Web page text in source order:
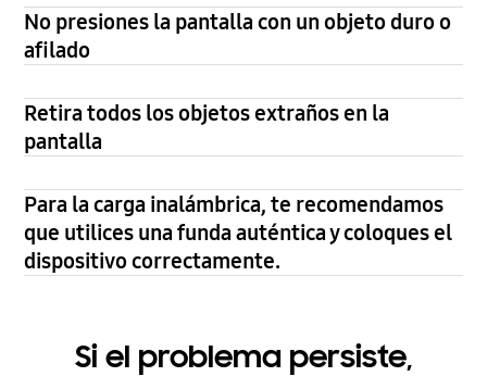
No presiones la pantalla con un objeto duro o
afilado
Retira todos los objetos extraños en la
pantalla
Para la carga inalámbrica, te recomendamos
que utilices una funda auténtica y coloques el
dispositivo correctamente.
Si el problema persiste,